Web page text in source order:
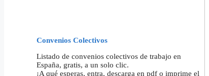
Convenios Colectivos
Listado de convenios colectivos de trabajo en
España, gratis, a un solo clic.
¡A qué esperas, entra, descarga en pdf o imprime el